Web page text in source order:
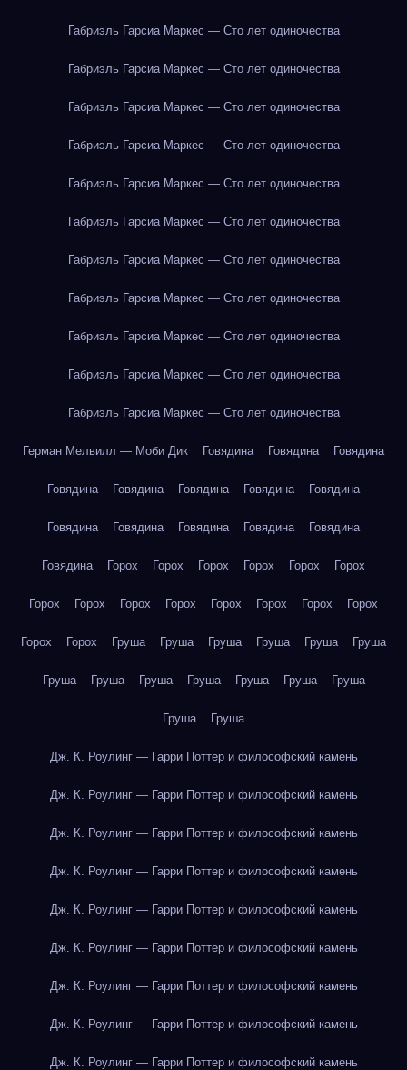
Габриэль Гарсиа Маркес — Сто лет одиночества
Габриэль Гарсиа Маркес — Сто лет одиночества
Габриэль Гарсиа Маркес — Сто лет одиночества
Габриэль Гарсиа Маркес — Сто лет одиночества
Габриэль Гарсиа Маркес — Сто лет одиночества
Габриэль Гарсиа Маркес — Сто лет одиночества
Габриэль Гарсиа Маркес — Сто лет одиночества
Габриэль Гарсиа Маркес — Сто лет одиночества
Габриэль Гарсиа Маркес — Сто лет одиночества
Габриэль Гарсиа Маркес — Сто лет одиночества
Габриэль Гарсиа Маркес — Сто лет одиночества
Герман Мелвилл — Моби Дик Говядина Говядина Говядина
Говядина Говядина Говядина Говядина Говядина
Говядина Говядина Говядина Говядина Говядина
Говядина Горох Горох Горох Горох Горох Горох
Горох Горох Горох Горох Горох Горох Горох Горох
Горох Горох Груша Груша Груша Груша Груша Груша
Груша Груша Груша Груша Груша Груша Груша
Груша Груша
Дж. К. Роулинг — Гарри Поттер и философский камень
Дж. К. Роулинг — Гарри Поттер и философский камень
Дж. К. Роулинг — Гарри Поттер и философский камень
Дж. К. Роулинг — Гарри Поттер и философский камень
Дж. К. Роулинг — Гарри Поттер и философский камень
Дж. К. Роулинг — Гарри Поттер и философский камень
Дж. К. Роулинг — Гарри Поттер и философский камень
Дж. К. Роулинг — Гарри Поттер и философский камень
Дж. К. Роулинг — Гарри Поттер и философский камень